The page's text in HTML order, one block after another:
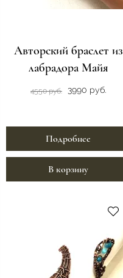
Авторский браслет из
лабрадора Майя
4550 руб. 3990 руб.
Подробнее
В корзину